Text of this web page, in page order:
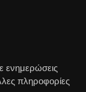
ενημερώσεις
πληροφορίες